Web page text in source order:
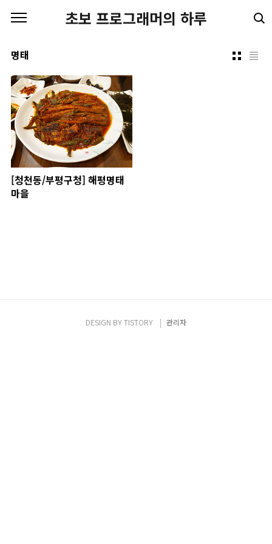
초보 프로그래머의 하루
명태
[청천동/부평구청] 해평명태
마을
DESIGN BYTISTORY 관리자